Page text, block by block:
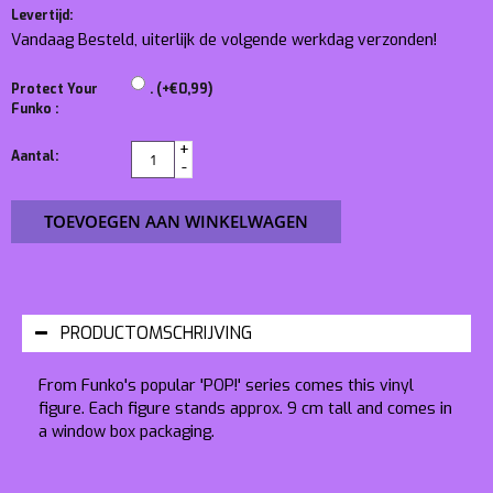
Levertijd:
Vandaag Besteld, uiterlijk de volgende werkdag verzonden!
Protect Your
Funko :
. (+€0,99)
Aantal:
+
-
TOEVOEGEN AAN WINKELWAGEN
PRODUCTOMSCHRIJVING
From Funko's popular 'POP!' series comes this vinyl
figure. Each figure stands approx. 9 cm tall and comes in
a window box packaging.